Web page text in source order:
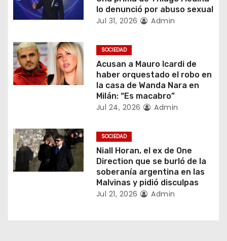
i
ó
n
d
e
n
t
lo denunció por abuso sexual
Jul 31, 2026 Admin
SOCIEDAD
Acusan a Mauro Icardi de
haber orquestado el robo en
la casa de Wanda Nara en
Milán: “Es macabro”
Jul 24, 2026 Admin
SOCIEDAD
Niall Horan, el ex de One
Direction que se burló de la
soberanía argentina en las
Malvinas y pidió disculpas
Jul 21, 2026 Admin